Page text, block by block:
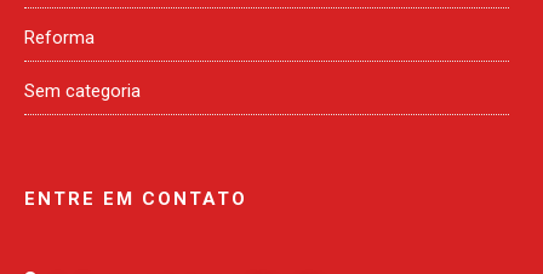
Reforma
Sem categoria
ENTRE EM CONTATO